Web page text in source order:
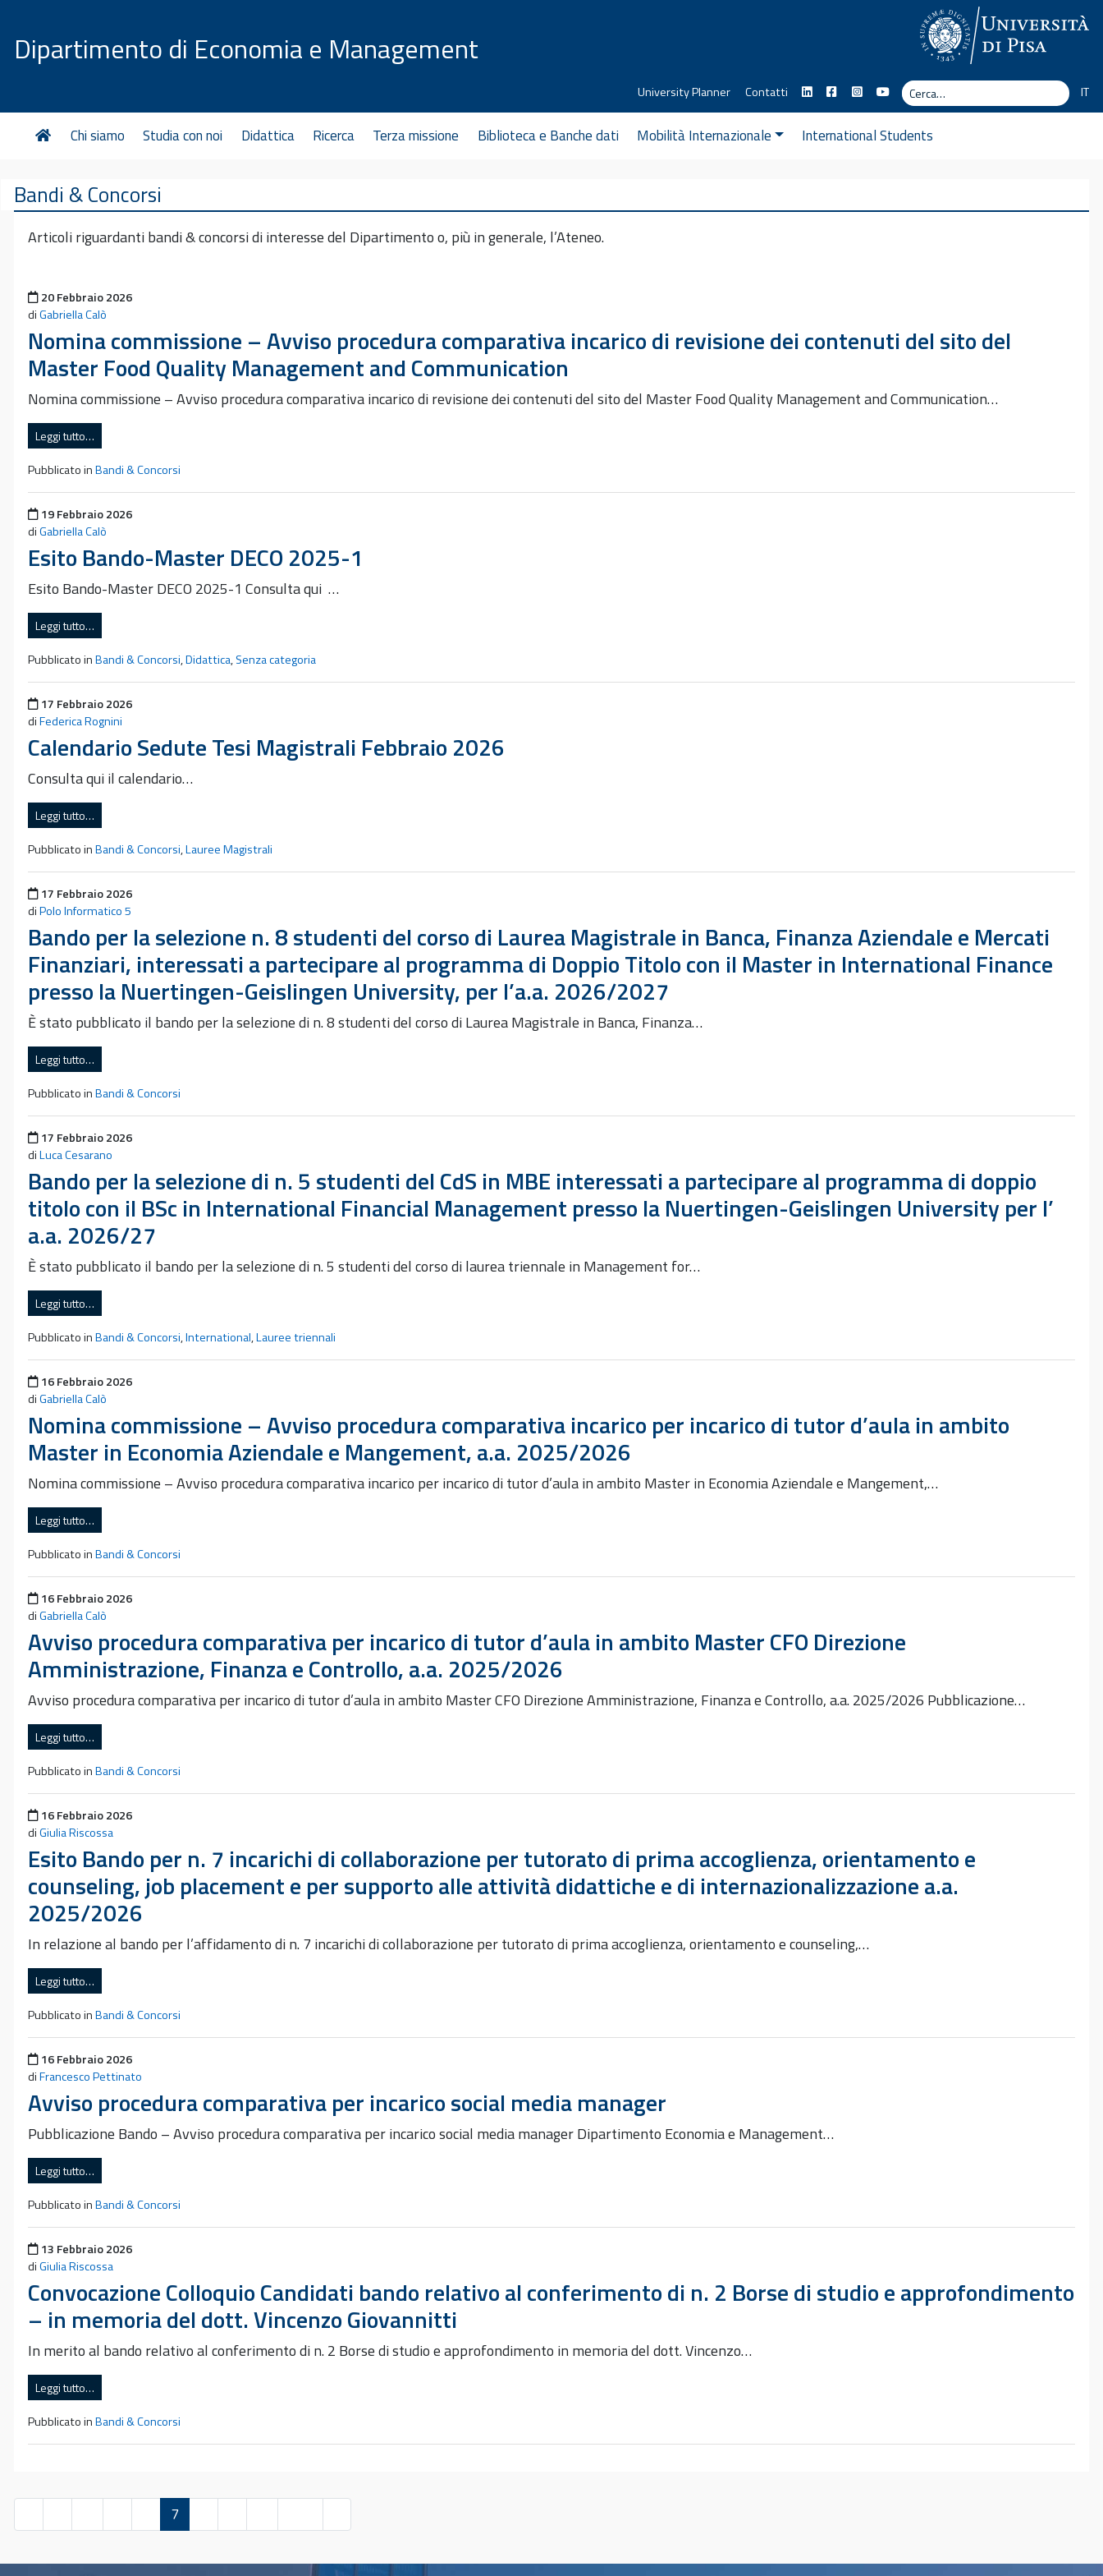
Dipartimento di Economia e Management
University Planner Contatti
Cerca
CercaIT
Chi siamo Studia con noi Didattica Ricerca Terza missione Biblioteca e Banche dati Mobilità Internazionale International Students
Bandi & Concorsi
Articoli riguardanti bandi & concorsi di interesse del Dipartimento o, più in generale, l’Ateneo.
Pubblicato il
20 Febbraio 2026
diGabriella Calò
Nomina commissione – Avviso procedura comparativa incarico di revisione dei contenuti del sito del
Master Food Quality Management and Communication
Nomina commissione – Avviso procedura comparativa incarico di revisione dei contenuti del sito del Master Food Quality Management and Communication…
Leggi tutto…
Pubblicato inBandi & Concorsi
Pubblicato il
19 Febbraio 2026
diGabriella Calò
Esito Bando-Master DECO 2025-1
Esito Bando-Master DECO 2025-1 Consulta qui …
Leggi tutto…
Pubblicato inBandi & Concorsi,Didattica,Senza categoria
Pubblicato il
17 Febbraio 2026
diFederica Rognini
Calendario Sedute Tesi Magistrali Febbraio 2026
Consulta qui il calendario…
Leggi tutto…
Pubblicato inBandi & Concorsi,Lauree Magistrali
Pubblicato il
17 Febbraio 2026
diPolo Informatico 5
Bando per la selezione n. 8 studenti del corso di Laurea Magistrale in Banca, Finanza Aziendale e Mercati
Finanziari, interessati a partecipare al programma di Doppio Titolo con il Master in International Finance
presso la Nuertingen-Geislingen University, per l’a.a. 2026/2027
È stato pubblicato il bando per la selezione di n. 8 studenti del corso di Laurea Magistrale in Banca, Finanza…
Leggi tutto…
Pubblicato inBandi & Concorsi
Pubblicato il
17 Febbraio 2026
diLuca Cesarano
Bando per la selezione di n. 5 studenti del CdS in MBE interessati a partecipare al programma di doppio
titolo con il BSc in International Financial Management presso la Nuertingen-Geislingen University per l’
a.a. 2026/27
È stato pubblicato il bando per la selezione di n. 5 studenti del corso di laurea triennale in Management for…
Leggi tutto…
Pubblicato inBandi & Concorsi,International,Lauree triennali
Pubblicato il
16 Febbraio 2026
diGabriella Calò
Nomina commissione – Avviso procedura comparativa incarico per incarico di tutor d’aula in ambito
Master in Economia Aziendale e Mangement, a.a. 2025/2026
Nomina commissione – Avviso procedura comparativa incarico per incarico di tutor d’aula in ambito Master in Economia Aziendale e Mangement,…
Leggi tutto…
Pubblicato inBandi & Concorsi
Pubblicato il
16 Febbraio 2026
diGabriella Calò
Avviso procedura comparativa per incarico di tutor d’aula in ambito Master CFO Direzione
Amministrazione, Finanza e Controllo, a.a. 2025/2026
Avviso procedura comparativa per incarico di tutor d’aula in ambito Master CFO Direzione Amministrazione, Finanza e Controllo, a.a. 2025/2026 Pubblicazione…
Leggi tutto…
Pubblicato inBandi & Concorsi
Pubblicato il
16 Febbraio 2026
diGiulia Riscossa
Esito Bando per n. 7 incarichi di collaborazione per tutorato di prima accoglienza, orientamento e
counseling, job placement e per supporto alle attività didattiche e di internazionalizzazione a.a.
2025/2026
In relazione al bando per l’affidamento di n. 7 incarichi di collaborazione per tutorato di prima accoglienza, orientamento e counseling,…
Leggi tutto…
Pubblicato inBandi & Concorsi
Pubblicato il
16 Febbraio 2026
diFrancesco Pettinato
Avviso procedura comparativa per incarico social media manager
Pubblicazione Bando – Avviso procedura comparativa per incarico social media manager Dipartimento Economia e Management…
Leggi tutto…
Pubblicato inBandi & Concorsi
Pubblicato il
13 Febbraio 2026
diGiulia Riscossa
Convocazione Colloquio Candidati bando relativo al conferimento di n. 2 Borse di studio e approfondimento
– in memoria del dott. Vincenzo Giovannitti
In merito al bando relativo al conferimento di n. 2 Borse di studio e approfondimento in memoria del dott. Vincenzo…
Leggi tutto…
Pubblicato inBandi & Concorsi
7